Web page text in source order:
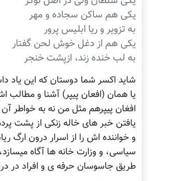
يکی هم ساکن سجاده و مهر
به تزوير و ريا ابليس پرور
يکی هم از دغل خوش لحن گفتار
به لب خنده زند، ازپشت خنجر
شاید اکسر شما دوستان که این یاد
یا همان (افعان پیپر) آشنا و
افغان پیپرهم مثل من نه به خواطر آن
یافتن خبر های خاله زنکی از پشت
و خواننده اش را از اسرار درون
سیاسی، و وزارت خانه ها آگاه
طریق جاسوسان حرفه ی و افراد در